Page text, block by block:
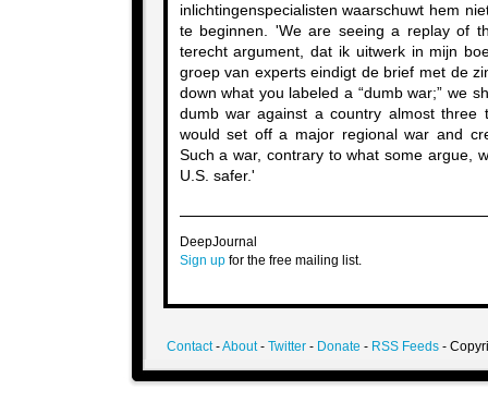
inlichtingenspecialisten waarschuwt hem
te beginnen. 'We are seeing a replay of
terecht argument, dat ik uitwerk in mijn
groep van experts eindigt de brief met de
down what you labeled a “dumb war;” we
dumb war against a country almost three
would set off a major regional war and
Such a war, contrary to what some argue,
U.S. safer.'
DeepJournal
Sign upfor the free mailing list.
Contact-About- Twitter- Donate - RSS Feeds-